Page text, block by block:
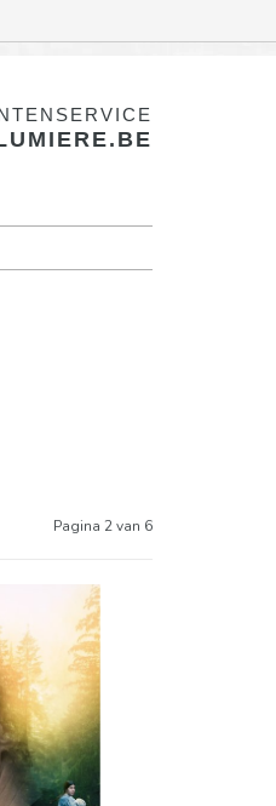
Pagina 2 van 6